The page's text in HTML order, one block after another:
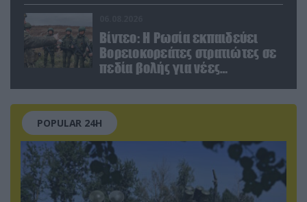
Βίντεο: Η Ρωσία εκπαιδεύει
Βορειοκορεάτες στρατιώτες σε
πεδία βολής για νέες
POPULAR 24H